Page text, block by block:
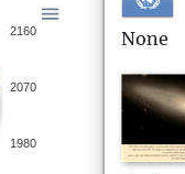
2160
2070
1980
None